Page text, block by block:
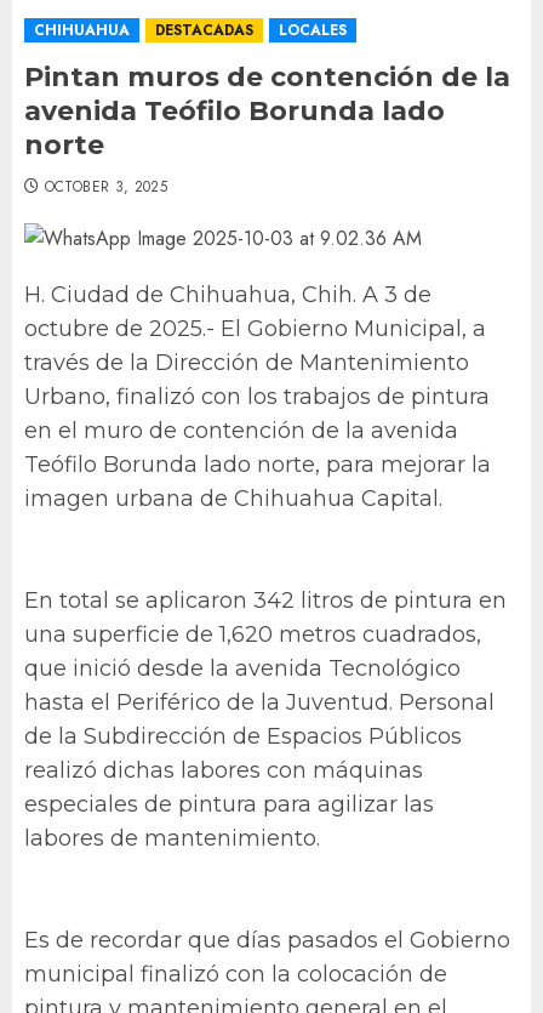
CHIHUAHUA DESTACADAS LOCALES
Pintan muros de contención de la
avenida Teófilo Borunda lado
norte
OCTOBER 3, 2025
H. Ciudad de Chihuahua, Chih. A 3 de
octubre de 2025.- El Gobierno Municipal, a
través de la Dirección de Mantenimiento
Urbano, finalizó con los trabajos de pintura
en el muro de contención de la avenida
Teófilo Borunda lado norte, para mejorar la
imagen urbana de Chihuahua Capital.
En total se aplicaron 342 litros de pintura en
una superficie de 1,620 metros cuadrados,
que inició desde la avenida Tecnológico
hasta el Periférico de la Juventud. Personal
de la Subdirección de Espacios Públicos
realizó dichas labores con máquinas
especiales de pintura para agilizar las
labores de mantenimiento.
Es de recordar que días pasados el Gobierno
municipal finalizó con la colocación de